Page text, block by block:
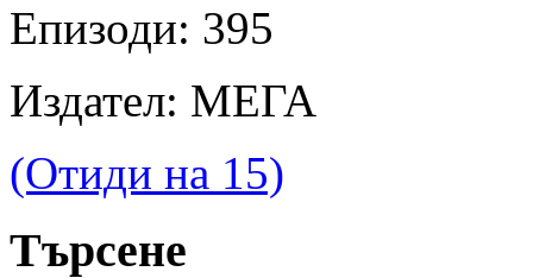
Епизоди: 395
Издател: МЕГА
(Отиди на 15)
Търсене